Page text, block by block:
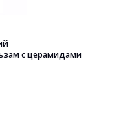
с церамидами